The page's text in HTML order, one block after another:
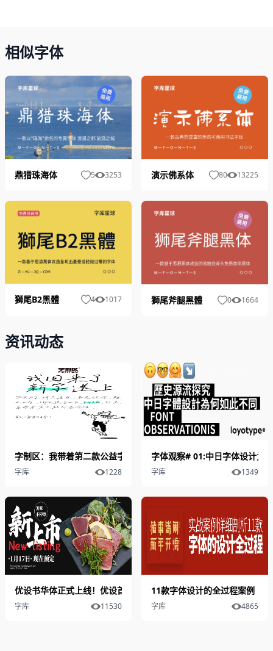
相似字体
鼎猎珠海体 5 3253 演示佛系体 80 13225
獅尾B2黑體 4 1017 獅尾斧腿黑體 0 1664
资讯动态
字制区：我带着第二款公益字体回来了「预告」
字库 1228
字体观察# 01:中日字体设计为
字库 1349
优设书华体正式上线！优设首款可商用手写书法字体火热下载中
字库 11530
11款字体设计的全过程案例
字库 4865